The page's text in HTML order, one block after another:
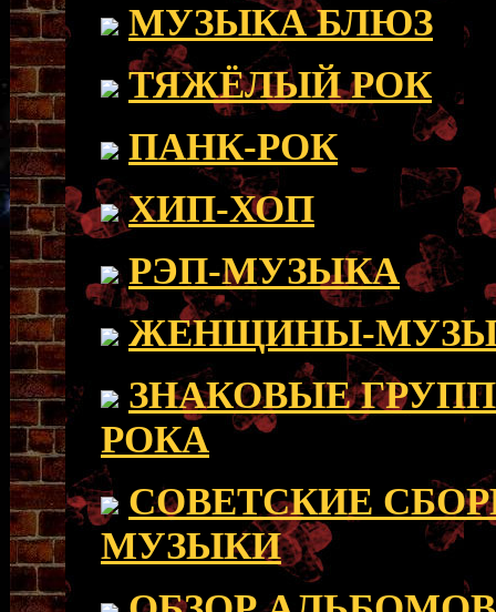
МУЗЫКА БЛЮЗ
ТЯЖЁЛЫЙ РОК
ПАНК-РОК
ХИП-ХОП
РЭП-МУЗЫКА
ЖЕНЩИНЫ-
ЗНАКОВЫЕ
РОКА
СОВЕТСКИЕ
МУЗЫКИ